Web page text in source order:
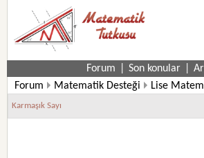
Forum Son konular
Forum
Matematik Desteği Lise
Karmaşık Sayı